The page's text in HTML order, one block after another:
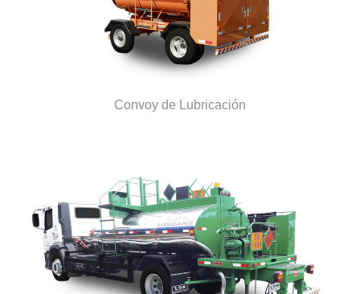
Convoy de Lubricación